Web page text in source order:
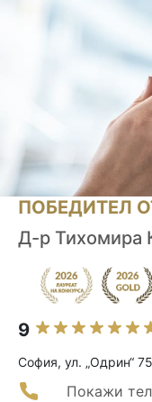
ПОБЕДИТЕЛ
Д-р Тихомира
9
София, ул. „Одрин“
Покажи